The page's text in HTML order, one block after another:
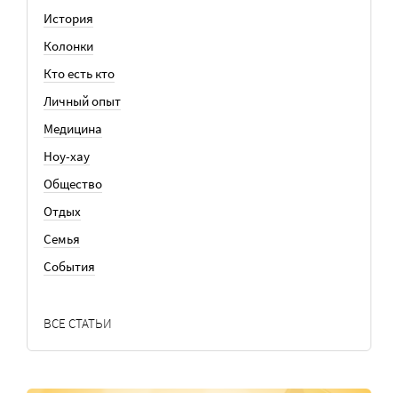
История
Колонки
Кто есть кто
Личный опыт
Медицина
Ноу-хау
Общество
Отдых
Семья
События
ВСЕ СТАТЬИ